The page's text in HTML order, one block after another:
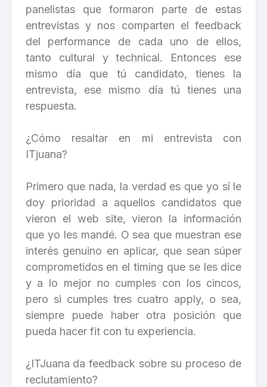
panelistas que formaron parte de estas
entrevistas y nos comparten el feedback
del performance de cada uno de ellos,
tanto cultural y technical. Entonces ese
mismo día que tú candidato, tienes la
entrevista, ese mismo día tú tienes una
respuesta.
¿Cómo resaltar en mi entrevista con
ITjuana?
Primero que nada, la verdad es que yo sí le
doy prioridad a aquellos candidatos que
vieron el web site, vieron la información
que yo les mandé. O sea que muestran ese
interés genuino en aplicar, que sean súper
comprometidos en el timing que se les dice
y a lo mejor no cumples con los cincos,
pero si cumples tres cuatro apply, o sea,
siempre puede haber otra posición que
pueda hacer fit con tu experiencia.
¿ITJuana da feedback sobre su proceso de
reclutamiento?